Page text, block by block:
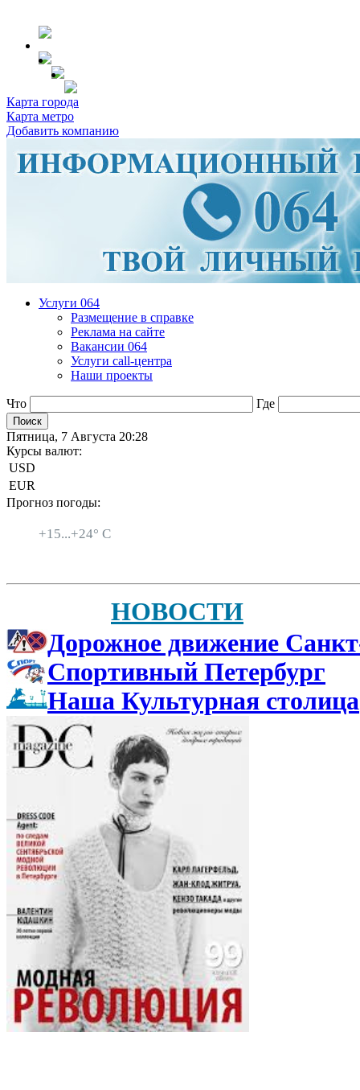
Карта города
Карта метро
Добавить компанию
Услуги 064
Размещение в справке
Реклама на сайте
Вакансии 064
Услуги call-центра
Наши проекты
Что Где
Пятница, 7 Августа 20:28
Курсы валют:
USD
EUR
Прогноз погоды:
+15...+24° C
НОВОСТИ
Дорожное движение
Спортивный Петербург
Наша Культурная столица